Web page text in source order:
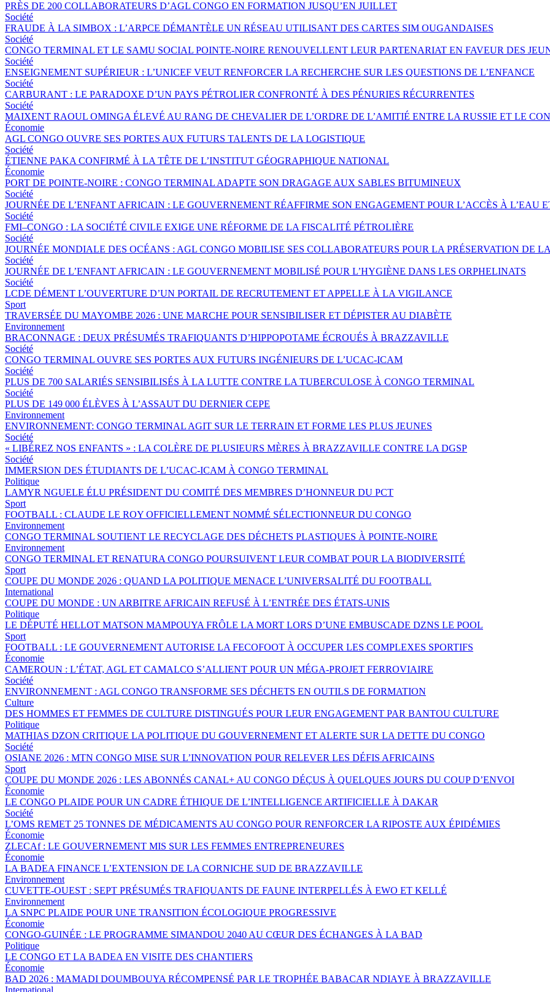
PRÈS DE 200 COLLABORATEURS D’AGL CONGO EN FORMATION JUSQU’EN JUILLET
Société
FRAUDE À LA SIMBOX : L’ARPCE DÉMANTÈLE UN RÉSEAU UTILISANT DES CARTES SIM OUGANDAISES
Société
CONGO TERMINAL ET LE SAMU SOCIAL POINTE-NOIRE RENOUVELLENT LEUR PARTENARIAT EN FAVEUR DES
Société
ENSEIGNEMENT SUPÉRIEUR : L’UNICEF VEUT RENFORCER LA RECHERCHE SUR LES QUESTIONS DE L’ENFANCE
Société
CARBURANT : LE PARADOXE D’UN PAYS PÉTROLIER CONFRONTÉ À DES PÉNURIES RÉCURRENTES
Société
MAIXENT RAOUL OMINGA ÉLEVÉ AU RANG DE CHEVALIER DE L’ORDRE DE L’AMITIÉ ENTRE LA RUSSIE ET LE
Économie
AGL CONGO OUVRE SES PORTES AUX FUTURS TALENTS DE LA LOGISTIQUE
Société
ÉTIENNE PAKA CONFIRMÉ À LA TÊTE DE L’INSTITUT GÉOGRAPHIQUE NATIONAL
Économie
PORT DE POINTE-NOIRE : CONGO TERMINAL ADAPTE SON DRAGAGE AUX SABLES BITUMINEUX
Société
JOURNÉE DE L’ENFANT AFRICAIN : LE GOUVERNEMENT RÉAFFIRME SON ENGAGEMENT POUR L’ACCÈS À L’EAU
Société
FMI–CONGO : LA SOCIÉTÉ CIVILE EXIGE UNE RÉFORME DE LA FISCALITÉ PÉTROLIÈRE
Société
JOURNÉE MONDIALE DES OCÉANS : AGL CONGO MOBILISE SES COLLABORATEURS POUR LA PRÉSERVATION DE
Société
JOURNÉE DE L’ENFANT AFRICAIN : LE GOUVERNEMENT MOBILISÉ POUR L’HYGIÈNE DANS LES ORPHELINATS
Société
LCDE DÉMENT L’OUVERTURE D’UN PORTAIL DE RECRUTEMENT ET APPELLE À LA VIGILANCE
Sport
TRAVERSÉE DU MAYOMBE 2026 : UNE MARCHE POUR SENSIBILISER ET DÉPISTER AU DIABÈTE
Environnement
BRACONNAGE : DEUX PRÉSUMÉS TRAFIQUANTS D’HIPPOPOTAME ÉCROUÉS À BRAZZAVILLE
Société
CONGO TERMINAL OUVRE SES PORTES AUX FUTURS INGÉNIEURS DE L’UCAC-ICAM
Société
PLUS DE 700 SALARIÉS SENSIBILISÉS À LA LUTTE CONTRE LA TUBERCULOSE À CONGO TERMINAL
Société
PLUS DE 149 000 ÉLÈVES À L’ASSAUT DU DERNIER CEPE
Environnement
ENVIRONNEMENT: CONGO TERMINAL AGIT SUR LE TERRAIN ET FORME LES PLUS JEUNES
Société
« LIBÉREZ NOS ENFANTS » : LA COLÈRE DE PLUSIEURS MÈRES À BRAZZAVILLE CONTRE LA DGSP
Société
IMMERSION DES ÉTUDIANTS DE L’UCAC-ICAM À CONGO TERMINAL
Politique
LAMYR NGUELE ÉLU PRÉSIDENT DU COMITÉ DES MEMBRES D’HONNEUR DU PCT
Sport
FOOTBALL : CLAUDE LE ROY OFFICIELLEMENT NOMMÉ SÉLECTIONNEUR DU CONGO
Environnement
CONGO TERMINAL SOUTIENT LE RECYCLAGE DES DÉCHETS PLASTIQUES À POINTE-NOIRE
Environnement
CONGO TERMINAL ET RENATURA CONGO POURSUIVENT LEUR COMBAT POUR LA BIODIVERSITÉ
Sport
COUPE DU MONDE 2026 : QUAND LA POLITIQUE MENACE L’UNIVERSALITÉ DU FOOTBALL
International
COUPE DU MONDE : UN ARBITRE AFRICAIN REFUSÉ À L’ENTRÉE DES ÉTATS-UNIS
Politique
LE DÉPUTÉ HELLOT MATSON MAMPOUYA FRÔLE LA MORT LORS D’UNE EMBUSCADE DZNS LE POOL
Sport
FOOTBALL : LE GOUVERNEMENT AUTORISE LA FECOFOOT À OCCUPER LES COMPLEXES SPORTIFS
Économie
CAMEROUN : L’ÉTAT, AGL ET CAMALCO S’ALLIENT POUR UN MÉGA-PROJET FERROVIAIRE
Société
ENVIRONNEMENT : AGL CONGO TRANSFORME SES DÉCHETS EN OUTILS DE FORMATION
Culture
DES HOMMES ET FEMMES DE CULTURE DISTINGUÉS POUR LEUR ENGAGEMENT PAR BANTOU CULTURE
Politique
MATHIAS DZON CRITIQUE LA POLITIQUE DU GOUVERNEMENT ET ALERTE SUR LA DETTE DU CONGO
Société
OSIANE 2026 : MTN CONGO MISE SUR L’INNOVATION POUR RELEVER LES DÉFIS AFRICAINS
Sport
COUPE DU MONDE 2026 : LES ABONNÉS CANAL+ AU CONGO DÉÇUS À QUELQUES JOURS DU COUP D’ENVOI
Économie
LE CONGO PLAIDE POUR UN CADRE ÉTHIQUE DE L’INTELLIGENCE ARTIFICIELLE À DAKAR
Société
L’OMS REMET 25 TONNES DE MÉDICAMENTS AU CONGO POUR RENFORCER LA RIPOSTE AUX ÉPIDÉMIES
Économie
ZLECAf : LE GOUVERNEMENT MIS SUR LES FEMMES ENTREPRENEURES
Économie
LA BADEA FINANCE L’EXTENSION DE LA CORNICHE SUD DE BRAZZAVILLE
Environnement
CUVETTE-OUEST : SEPT PRÉSUMÉS TRAFIQUANTS DE FAUNE INTERPELLÉS À EWO ET KELLÉ
Environnement
LA SNPC PLAIDE POUR UNE TRANSITION ÉCOLOGIQUE PROGRESSIVE
Économie
CONGO-GUINÉE : LE PROGRAMME SIMANDOU 2040 AU CŒUR DES ÉCHANGES À LA BAD
Politique
LE CONGO ET LA BADEA EN VISITE DES CHANTIERS
Économie
BAD 2026 : MAMADI DOUMBOUYA RÉCOMPENSÉ PAR LE TROPHÉE BABACAR NDIAYE À BRAZZAVILLE
International